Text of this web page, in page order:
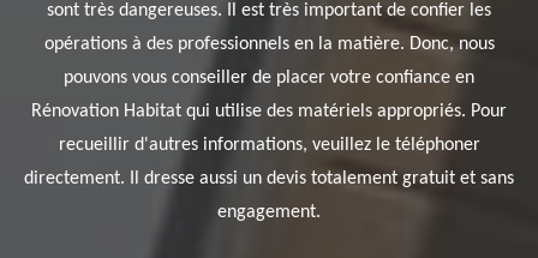
sont très dangereuses. Il est très important de confier les
opérations à des professionnels en la matière. Donc, nous
pouvons vous conseiller de placer votre confiance en
Rénovation Habitat qui utilise des matériels appropriés. Pour
recueillir d'autres informations, veuillez le téléphoner
directement. Il dresse aussi un devis totalement gratuit et sans
engagement.